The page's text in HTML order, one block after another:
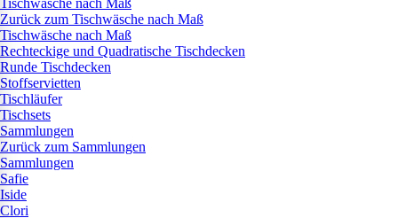
Tischwäsche nach Maß
Zurück zum Tischwäsche nach Maß
Tischwäsche nach Maß
Rechteckige und Quadratische Tischdecken
Runde Tischdecken
Stoffservietten
Tischläufer
Tischsets
Sammlungen
Zurück zum Sammlungen
Sammlungen
Safie
Iside
Clori